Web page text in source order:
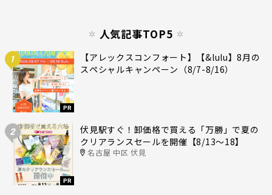
人気記事TOP5
1
PR
【アレックスコンフォート】【&lulu】8月の
スペシャルキャンペーン（8/7-8/16）
2
PR
伏見駅すぐ！卸価格で買える「万勝」で夏の
クリアランスセールを開催【8/13〜18】
名古屋 中区 伏見